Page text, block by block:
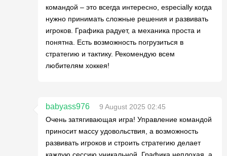
командой – это всегда интересно, especially когда
нужно принимать сложные решения и развивать
игроков. Графика радует, а механика проста и
понятна. Есть возможность погрузиться в
стратегию и тактику. Рекомендую всем
любителям хоккея!
babyass976
9 August 2025 02:45
Очень затягивающая игра! Управление командой
приносит массу удовольствия, а возможность
развивать игроков и строить стратегию делает